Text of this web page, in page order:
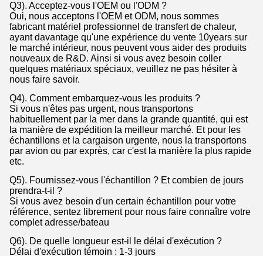
Q3). Acceptez-vous l'OEM ou l'ODM ?
Oui, nous acceptons l'OEM et ODM, nous sommes
fabricant matériel professionnel de transfert de chaleur,
ayant davantage qu'une expérience du vente 10years sur
le marché intérieur, nous peuvent vous aider des produits
nouveaux de R&D. Ainsi si vous avez besoin coller
quelques matériaux spéciaux, veuillez ne pas hésiter à
nous faire savoir.
Q4). Comment embarquez-vous les produits ?
Si vous n'êtes pas urgent, nous transportons
habituellement par la mer dans la grande quantité, qui est
la manière de expédition la meilleur marché. Et pour les
échantillons et la cargaison urgente, nous la transportons
par avion ou par exprès, car c'est la manière la plus rapide
etc.
Q5). Fournissez-vous l'échantillon ? Et combien de jours
prendra-t-il ?
Si vous avez besoin d'un certain échantillon pour votre
référence, sentez librement pour nous faire connaître votre
complet adresse/bateau
Q6). De quelle longueur est-il le délai d'exécution ?
Délai d'exécution témoin : 1-3 jours